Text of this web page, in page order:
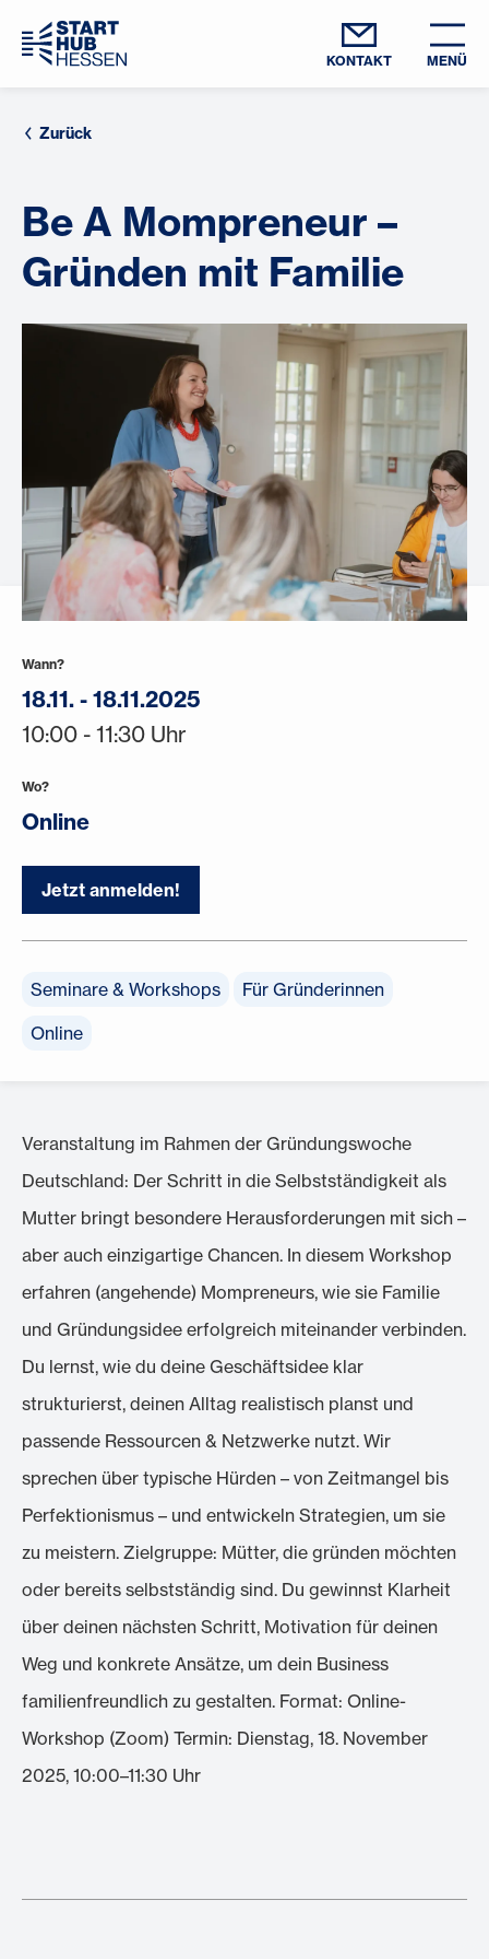
KONTAKT MENÜ
Zurück
Be A Mompreneur –
Gründen mit Familie
Wann?
18.11. - 18.11.2025
10:00 - 11:30 Uhr
Wo?
Online
Jetzt anmelden!
Seminare & Workshops
Für Gründerinnen
Online
Veranstaltung im Rahmen der Gründungswoche
Deutschland: Der Schritt in die Selbstständigkeit als
Mutter bringt besondere Herausforderungen mit sich –
aber auch einzigartige Chancen. In diesem Workshop
erfahren (angehende) Mompreneurs, wie sie Familie
und Gründungsidee erfolgreich miteinander verbinden.
Du lernst, wie du deine Geschäftsidee klar
strukturierst, deinen Alltag realistisch planst und
passende Ressourcen & Netzwerke nutzt. Wir
sprechen über typische Hürden – von Zeitmangel bis
Perfektionismus – und entwickeln Strategien, um sie
zu meistern. Zielgruppe: Mütter, die gründen möchten
oder bereits selbstständig sind. Du gewinnst Klarheit
über deinen nächsten Schritt, Motivation für deinen
Weg und konkrete Ansätze, um dein Business
familienfreundlich zu gestalten. Format: Online-
Workshop (Zoom) Termin: Dienstag, 18. November
2025, 10:00–11:30 Uhr